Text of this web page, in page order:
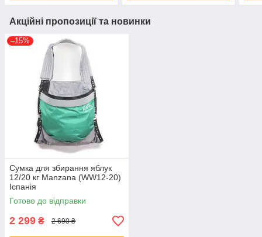
Акційні пропозиції та новинки
–15%
Сумка для збирання яблук
12/20 кг Manzana (WW12-20)
Іспанія
Готово до відправки
2 299 ₴ 2 690 ₴